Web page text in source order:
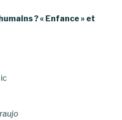
? « Enfance » et